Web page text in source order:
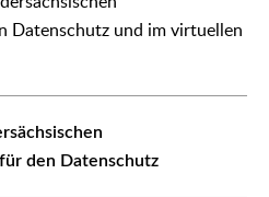
Datenschutz und im virtuellen
den Datenschutz